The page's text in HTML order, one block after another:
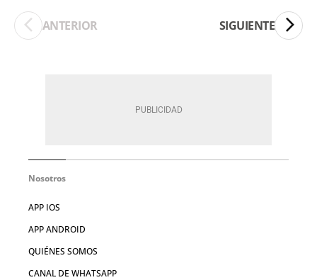
ANTERIOR SIGUIENTE
Nosotros
APP IOS
APP ANDROID
QUIÉNES SOMOS
CANAL DE WHATSAPP